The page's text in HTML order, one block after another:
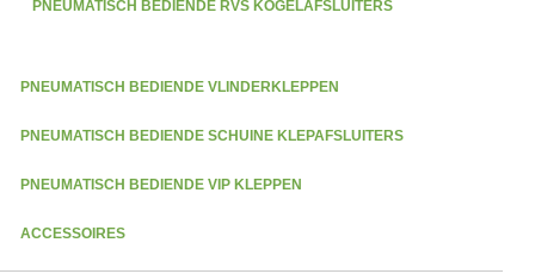
PNEUMATISCH BEDIENDE RVS KOGELAFSLUITERS
PNEUMATISCH BEDIENDE VLINDERKLEPPEN
PNEUMATISCH BEDIENDE SCHUINE KLEPAFSLUITERS
PNEUMATISCH BEDIENDE VIP KLEPPEN
ACCESSOIRES